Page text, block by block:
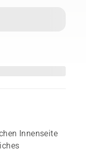
Innenseite